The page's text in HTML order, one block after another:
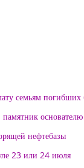
семьям
нефтебазы
23 или 24 июля